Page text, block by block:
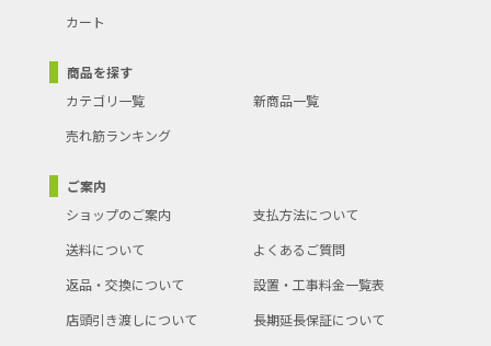
カート
商品を探す
カテゴリ一覧
新商品一覧
売れ筋ランキング
ご案内
ショップのご案内
支払方法について
送料について
よくあるご質問
返品・交換について
設置・工事料金一覧表
店頭引き渡しについて
長期延長保証について